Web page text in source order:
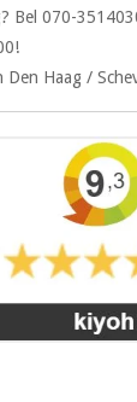
Bel 070-
Den Haag /